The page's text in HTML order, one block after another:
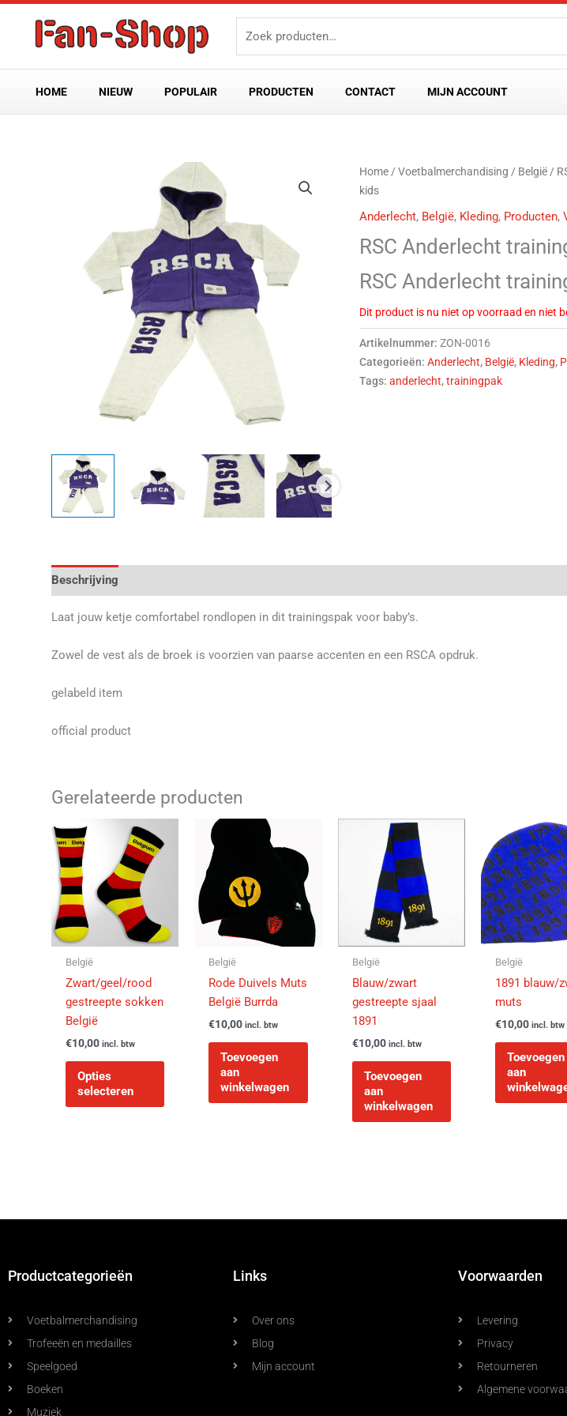
Ga
inhoud
naar:
HOME NIEUW POPULAIR PRODUCTEN CONTACT MIJN ACCOUNT
Home /Voetbalmerchandising / België /
kids
Anderlecht, België, Kleding, Producten,
RSC Anderlecht
RSC Anderlecht
Dit product is nu niet op voorraad en niet
Artikelnummer:ZON-0016
Categorieën:Anderlecht, België, Kleding,
Tags:anderlecht,trainingpak
Beschrijving
Laat jouw ketje comfortabel rondlopen in dit trainingspak voor baby’s.
Zowel de vest als de broek is voorzien van paarse accenten en een RSCA opdruk.
gelabeld item
official product
Gerelateerde producten
België
Zwart/geel/rood
gestreepte sokken
België
€10,00 incl. btw
Opties
selecteren
product
meerdere
variaties.
optie
productpagina
België
Rode Duivels Muts
België Burrda
€10,00 incl. btw
Toevoegen
aan
winkelwagen
België
Blauw/zwart
gestreepte sjaal
1891
€10,00 incl. btw
Toevoegen
aan
winkelwagen
België
1891 blauw/
muts
€10,00 incl. btw
Toevoegen
aan
Productcategorieën
Voetbalmerchandising
Trofeeën en medailles
Speelgoed
Boeken
Muziek
Links
Over ons
Blog
Mijn account
Voorwaarden
Levering
Privacy
Retourneren
Algemene